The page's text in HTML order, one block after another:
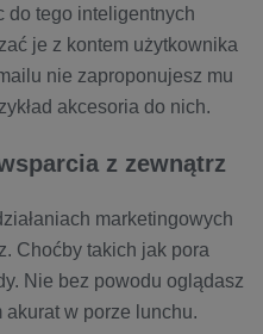
do tego inteligentnych
je z kontem użytkownika
nie zaproponujesz mu
akcesoria do nich.
z zewnątrz
marketingowych
Choćby takich jak pora
Nie bez powodu oglądasz
w porze lunchu.